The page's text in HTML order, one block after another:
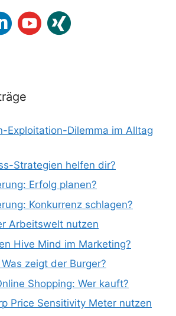
Exploitation-Dilemma im Alltag
Strategien helfen dir?
Erfolg planen?
Konkurrenz schlagen?
Arbeitswelt nutzen
Hive Mind im Marketing?
zeigt der Burger?
Shopping: Wer kauft?
Price Sensitivity Meter nutzen